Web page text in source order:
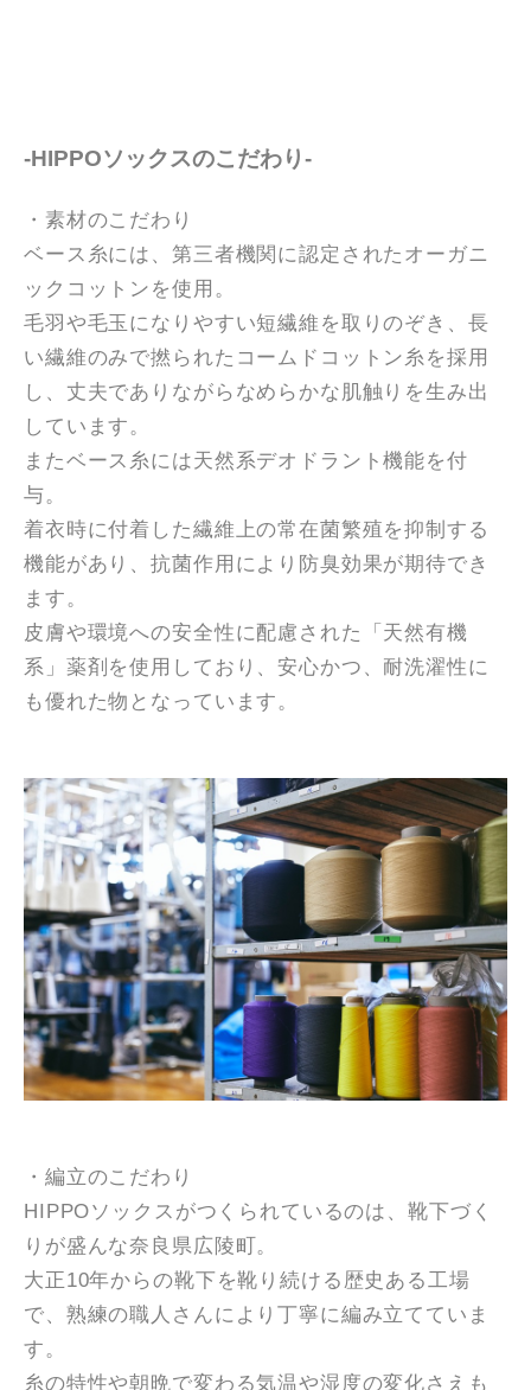
-HIPPOソックスのこだわり-
・素材のこだわり
ベース糸には、第三者機関に認定されたオーガニ
ックコットンを使用。
毛羽や毛玉になりやすい短繊維を取りのぞき、長
い繊維のみで撚られたコームドコットン糸を採用
し、丈夫でありながらなめらかな肌触りを生み出
しています。
またベース糸には天然系デオドラント機能を付
与。
着衣時に付着した繊維上の常在菌繁殖を抑制する
機能があり、抗菌作用により防臭効果が期待でき
ます。
皮膚や環境への安全性に配慮された「天然有機
系」薬剤を使用しており、安心かつ、耐洗濯性に
も優れた物となっています。
・編立のこだわり
HIPPOソックスがつくられているのは、靴下づく
りが盛んな奈良県広陵町。
大正10年からの靴下を靴り続ける歴史ある工場
で、熟練の職人さんにより丁寧に編み立てていま
す。
糸の特性や朝晩で変わる気温や湿度の変化さえも